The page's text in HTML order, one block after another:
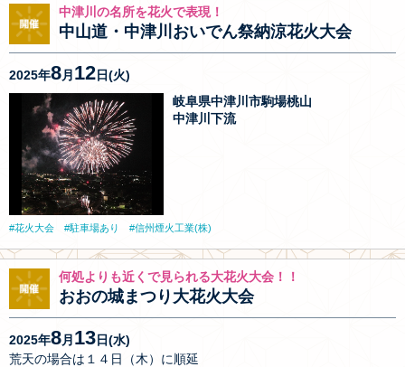
中津川の名所を花火で表現！
中山道・中津川おいでん祭納涼花火大会
2025年8月 12日(火)
岐阜県中津川市駒場桃山
中津川下流
花火大会 駐車場あり 信州煙火工業(株)
何処よりも近くで見られる大花火大会！！
おおの城まつり大花火大会
2025年8月 13日(水)
荒天の場合は１４日（木）に順延